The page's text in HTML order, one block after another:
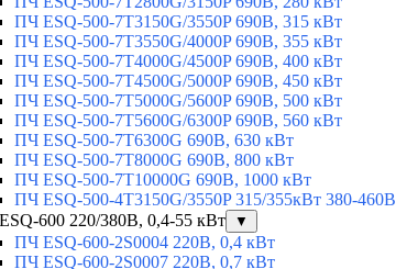
ПЧ ESQ-500-7T3150G/3550P 690В, 315 кВт
ПЧ ESQ-500-7T3550G/4000P 690В, 355 кВт
ПЧ ESQ-500-7T4000G/4500P 690В, 400 кВт
ПЧ ESQ-500-7T4500G/5000P 690В, 450 кВт
ПЧ ESQ-500-7T5000G/5600P 690В, 500 кВт
ПЧ ESQ-500-7T5600G/6300P 690В, 560 кВт
ПЧ ESQ-500-7T6300G 690В, 630 кВт
ПЧ ESQ-500-7T8000G 690В, 800 кВт
ПЧ ESQ-500-7T10000G 690В, 1000 кВт
ПЧ ESQ-500-4T3150G/3550P 315/355кВт 380-460В
600 220/380В, 0,4-55 кВт
▼
ПЧ ESQ-600-2S0004 220В, 0,4 кВт
ПЧ ESQ-600-2S0007 220В, 0,7 кВт